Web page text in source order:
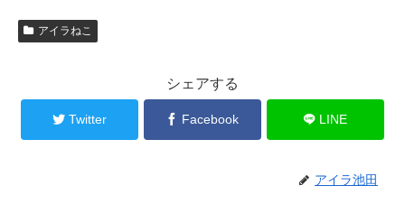
アイラねこ
シェアする
Twitter Facebook LINE
アイラ池田